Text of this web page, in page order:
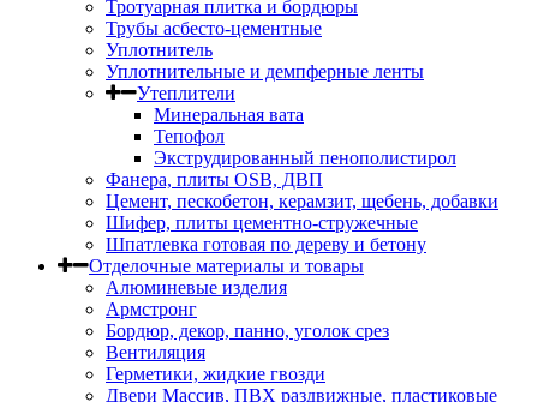
Тротуарная плитка и бордюры
Трубы асбесто-цементные
Уплотнитель
Уплотнительные и демпферные ленты
Утеплители
Минеральная вата
Тепофол
Экструдированный пенополистирол
Фанера, плиты OSB, ДВП
Цемент, пескобетон, керамзит, щебень, добавки
Шифер, плиты цементно-стружечные
Шпатлевка готовая по дереву и бетону
Отделочные материалы и товары
Алюминевые изделия
Армстронг
Бордюр, декор, панно, уголок срез
Вентиляция
Герметики, жидкие гвозди
Двери Массив, ПВХ раздвижные, пластиковые